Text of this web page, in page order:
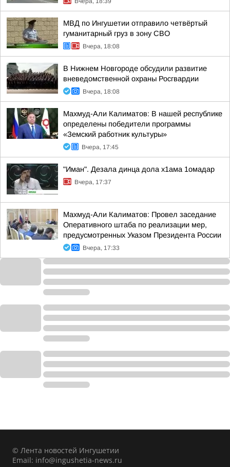
МВД по Ингушетии отправило четвёртый
гуманитарный груз в зону СВО
Вчера, 18:08
В Нижнем Новгороде обсудили развитие
вневедомственной охраны Росгвардии
Вчера, 18:08
Махмуд-Али Калиматов: В нашей республике
определены победители программы
«Земский работник культуры»
Вчера, 17:45
"Иман". Дезала динца дола х1ама 1омадар
Вчера, 17:37
Махмуд-Али Калиматов: Провел заседание
Оперативного штаба по реализации мер,
предусмотренных Указом Президента России
Вчера, 17:33
© Лента новостей Ингушетии
Email: info@ingushetia-news.ru